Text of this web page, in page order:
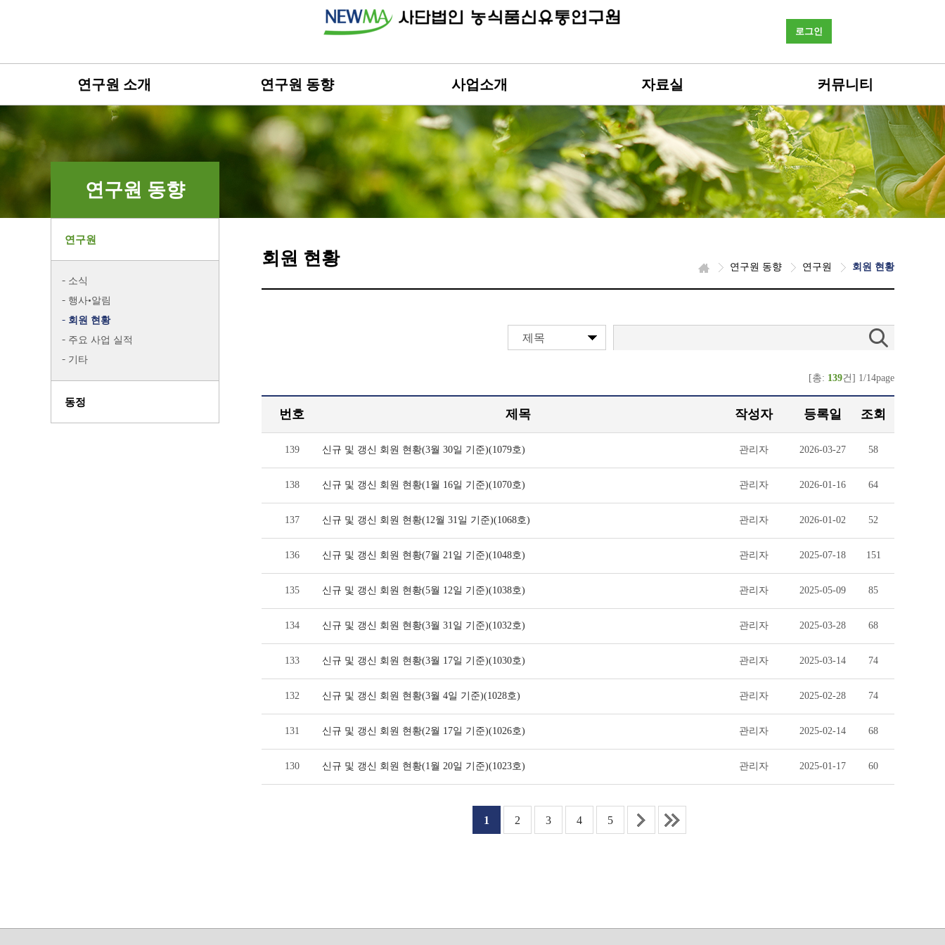
로그인
연구원 소개 연구원 동향 사업소개 자료실 커뮤니티
연구원 동향
연구원
소식
행사•알림
회원 현황
주요 사업 실적
기타
동정
회원 현황 연구원 동향 연구원 회원 현황
제목
[총: 139건] 1/14page
번호 제목 작성자 등록일 조회
139 신규 및 갱신 회원 현황(3월 30일 기준)(1079호) 관리자 2026-03-27 58
138 신규 및 갱신 회원 현황(1월 16일 기준)(1070호) 관리자 2026-01-16 64
137 신규 및 갱신 회원 현황(12월 31일 기준)(1068호) 관리자 2026-01-02 52
136 신규 및 갱신 회원 현황(7월 21일 기준)(1048호) 관리자 2025-07-18 151
135 신규 및 갱신 회원 현황(5월 12일 기준)(1038호) 관리자 2025-05-09 85
134 신규 및 갱신 회원 현황(3월 31일 기준)(1032호) 관리자 2025-03-28 68
133 신규 및 갱신 회원 현황(3월 17일 기준)(1030호) 관리자 2025-03-14 74
132 신규 및 갱신 회원 현황(3월 4일 기준)(1028호) 관리자 2025-02-28 74
131 신규 및 갱신 회원 현황(2월 17일 기준)(1026호) 관리자 2025-02-14 68
130 신규 및 갱신 회원 현황(1월 20일 기준)(1023호) 관리자 2025-01-17 60
1 2 3 4 5